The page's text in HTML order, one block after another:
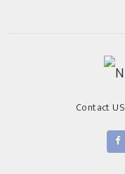
Contact US